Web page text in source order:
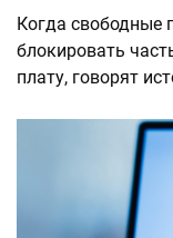
Когда свободные
блокировать
плату, говорят